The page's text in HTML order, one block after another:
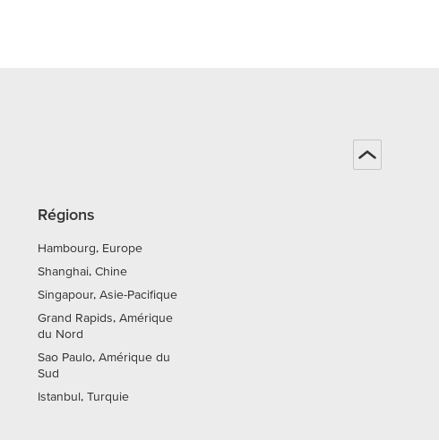
Régions
Hambourg, Europe
Shanghai, Chine
Singapour, Asie-Pacifique
Grand Rapids, Amérique
du Nord
Sao Paulo, Amérique du
Sud
Istanbul, Turquie